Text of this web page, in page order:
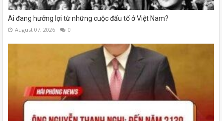
Ai đang hưởng lợi từ những cuộc đấu tố ở Việt Nam?
August 07, 2026 0